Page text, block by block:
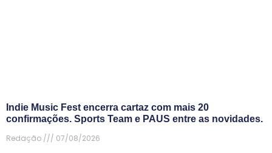
Indie Music Fest encerra cartaz com mais 20
confirmações. Sports Team e PAUS entre as novidades.
Redação
07/08/2026